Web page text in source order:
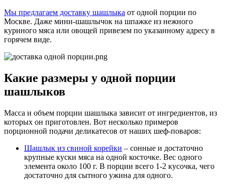
Мы предлагаем доставку шашлыка от одной порции по
Москве. Даже мини-шашлычок на шпажке из нежного
куриного мяса или овощей привезем по указанному адресу в
горячем виде.
Какие размеры у одной порции
шашлыков
Масса и объем порции шашлыка зависит от ингредиентов, из
которых он приготовлен. Вот несколько примеров
порционной подачи деликатесов от наших шеф-поваров:
Шашлык из свиной корейки – сонные и достаточно
крупные куски мяса на одной косточке. Вес одного
элемента около 100 г. В порции всего 1-2 кусочка, чего
достаточно для сытного ужина для одного.